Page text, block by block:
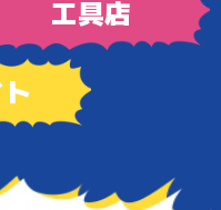
工具店